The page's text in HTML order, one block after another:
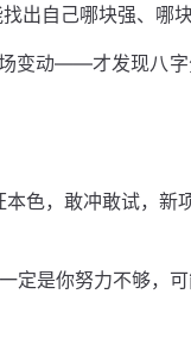
出自己哪块强、哪块
场变动——才发现八
色，敢冲敢试，新
定是你努力不够，